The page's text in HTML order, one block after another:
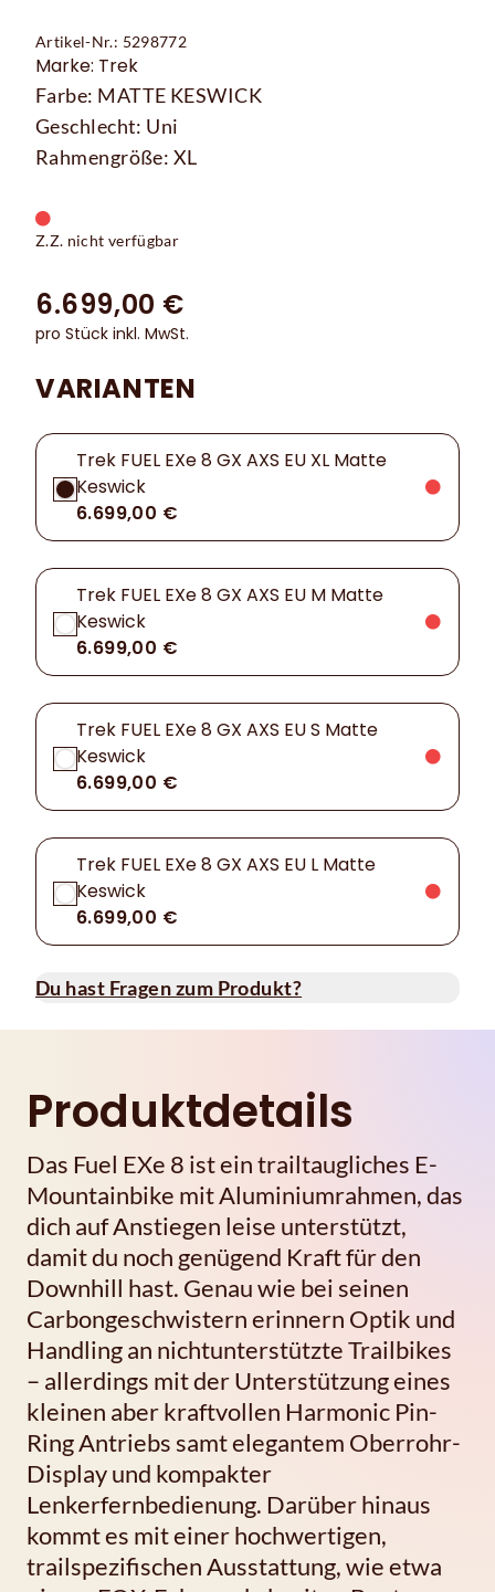
Artikel-Nr.: 5298772
Marke: Trek
Farbe: MATTE KESWICK
Geschlecht: Uni
Rahmengröße: XL
Z.Z. nicht verfügbar
6.699,00 €
pro Stück inkl. MwSt.
VARIANTEN
Trek FUEL EXe 8 GX AXS EU XL Matte
Keswick
6.699,00 €
Trek FUEL EXe 8 GX AXS EU M Matte
Keswick
6.699,00 €
Trek FUEL EXe 8 GX AXS EU S Matte
Keswick
6.699,00 €
Trek FUEL EXe 8 GX AXS EU L Matte
Keswick
6.699,00 €
Du hast Fragen zum Produkt?
Produktdetails
Das Fuel EXe 8 ist ein trailtaugliches E-
Mountainbike mit Aluminiumrahmen, das
dich auf Anstiegen leise unterstützt,
damit du noch genügend Kraft für den
Downhill hast. Genau wie bei seinen
Carbongeschwistern erinnern Optik und
Handling an nichtunterstützte Trailbikes
– allerdings mit der Unterstützung eines
kleinen aber kraftvollen Harmonic Pin-
Ring Antriebs samt elegantem Oberrohr-
Display und kompakter
Lenkerfernbedienung. Darüber hinaus
kommt es mit einer hochwertigen,
trailspezifischen Ausstattung, wie etwa